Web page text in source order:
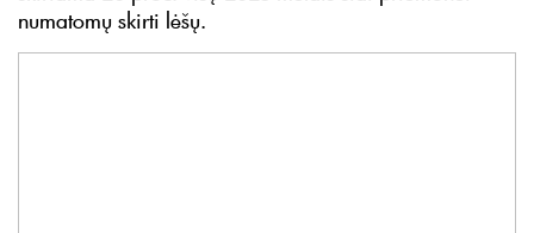
numatomų skirti lėšų.